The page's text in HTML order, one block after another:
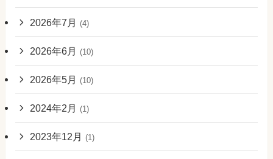
2026年7月 (4)
2026年6月 (10)
2026年5月 (10)
2024年2月 (1)
2023年12月 (1)